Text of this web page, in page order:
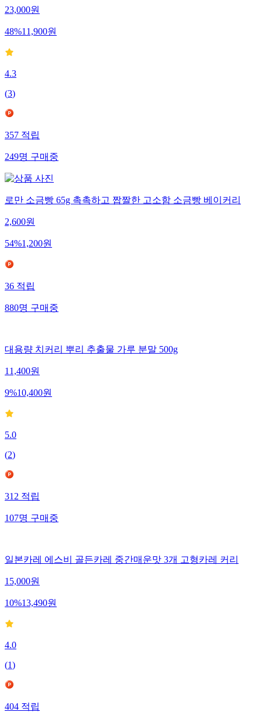
23,000원
48%11,900원
4.3
(3)
357 적립
249명 구매중
로만 소금빵 65g 촉촉하고 짭짤한 고소함 소금빵 베이커리
2,600원
54%1,200원
36 적립
880명 구매중
대용량 치커리 뿌리 추출물 가루 분말 500g
11,400원
9%10,400원
5.0
(2)
312 적립
107명 구매중
일본카레 에스비 골든카레 중간매운맛 3개 고형카레 커리
15,000원
10%13,490원
4.0
(1)
404 적립